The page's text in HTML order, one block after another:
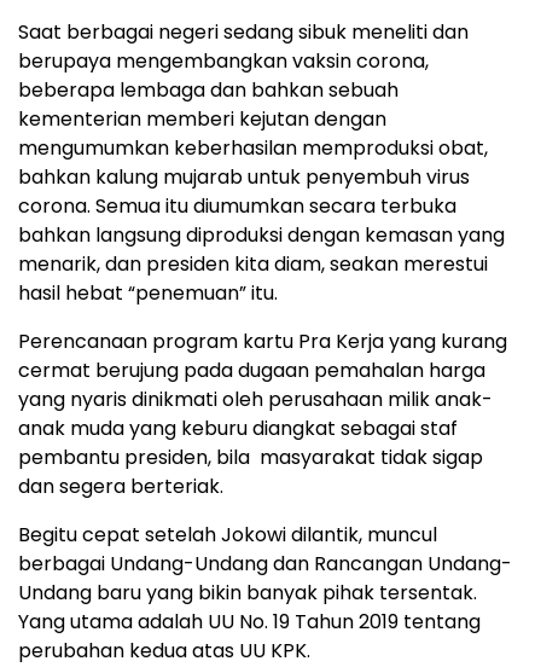
Saat berbagai negeri sedang sibuk meneliti dan
berupaya mengembangkan vaksin corona,
beberapa lembaga dan bahkan sebuah
kementerian memberi kejutan dengan
mengumumkan keberhasilan memproduksi obat,
bahkan kalung mujarab untuk penyembuh virus
corona. Semua itu diumumkan secara terbuka
bahkan langsung diproduksi dengan kemasan yang
menarik, dan presiden kita diam, seakan merestui
hasil hebat “penemuan” itu.
Perencanaan program kartu Pra Kerja yang kurang
cermat berujung pada dugaan pemahalan harga
yang nyaris dinikmati oleh perusahaan milik anak-
anak muda yang keburu diangkat sebagai staf
pembantu presiden, bila masyarakat tidak sigap
dan segera berteriak.
Begitu cepat setelah Jokowi dilantik, muncul
berbagai Undang-Undang dan Rancangan Undang-
Undang baru yang bikin banyak pihak tersentak.
Yang utama adalah UU No. 19 Tahun 2019 tentang
perubahan kedua atas UU KPK.